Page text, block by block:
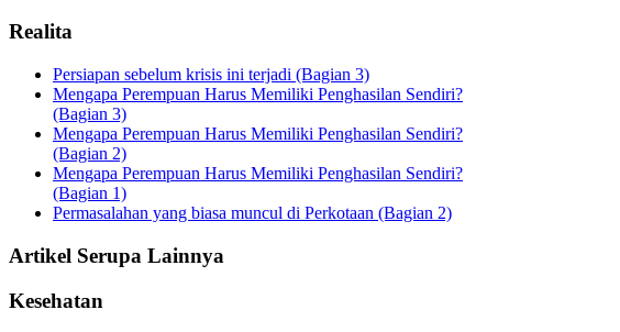
Realita
Persiapan sebelum krisis ini terjadi (Bagian 3)
Mengapa Perempuan Harus Memiliki Penghasilan Sendiri?
(Bagian 3)
Mengapa Perempuan Harus Memiliki Penghasilan Sendiri?
(Bagian 2)
Mengapa Perempuan Harus Memiliki Penghasilan Sendiri?
(Bagian 1)
Permasalahan yang biasa muncul di Perkotaan (Bagian 2)
Artikel Serupa Lainnya
Kesehatan